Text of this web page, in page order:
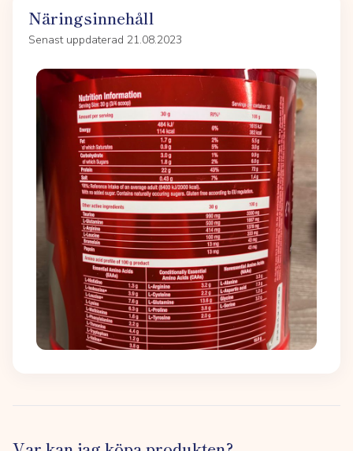
Näringsinnehåll
Senast uppdaterad 21.08.2023